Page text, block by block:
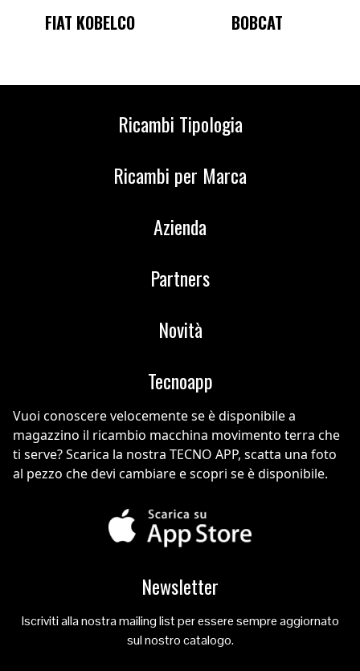
BOBCAT KOMATSU
Ricambi Tipologia
Ricambi per Marca
Azienda
Partners
Novità
Tecnoapp
Vuoi conoscere velocemente se è disponibile a
magazzino il ricambio macchina movimento terra che
ti serve? Scarica la nostra TECNO APP, scatta una foto
al pezzo che devi cambiare e scopri se è disponibile.
Newsletter
Iscriviti alla nostra mailing list per essere sempre aggiornato
sul nostro catalogo.